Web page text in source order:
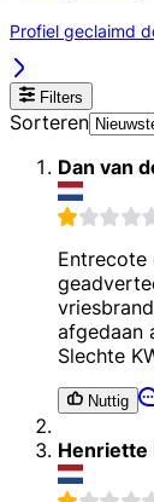
Profiel geclaimd
Filters
Sorteren
Dan van
Entrecote
afgedaan
Slechte
Nuttig
Henriette